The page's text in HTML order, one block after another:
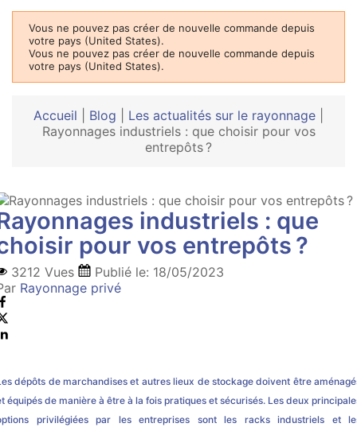
Vous ne pouvez pas créer de nouvelle commande depuis
votre pays (United States).
Vous ne pouvez pas créer de nouvelle commande depuis
votre pays (United States).
Accueil Blog Les actualités sur le rayonnage
Rayonnages industriels : que choisir pour vos
entrepôts ?
industriels : que
pour vos entrepôts ?
3212 Vues Publié le: 18/05/2023
Rayonnage privé
dépôts de marchandises et autres lieux de stockage doivent être
équipés de manière à être à la fois pratiques et sécurisés. Les deux
privilégiées par les entreprises sont les racks industriels et